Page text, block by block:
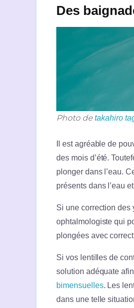
Des
Photo de takahiro
Il est agréable de
des mois d’été.
plonger dans l’eau.
présents dans l’eau
Si une correction des
ophtalmologiste qui
plongées avec
Si vos lentilles de
solution adéquate
bimensuelles. Les
dans une telle